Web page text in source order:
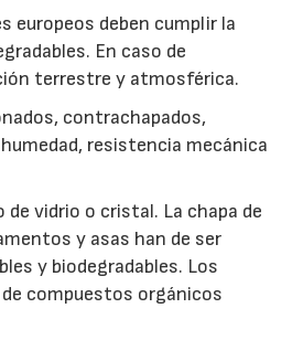
europeos deben cumplir la
En caso de
terrestre y atmosférica.
contrachapados,
resistencia mecánica
vidrio o cristal. La chapa de
y asas han de ser
y biodegradables. Los
compuestos orgánicos